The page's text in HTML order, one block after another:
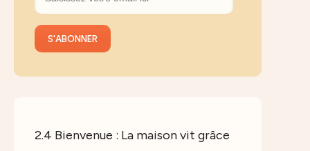
2.4 Bienvenue : La maison vit grâce